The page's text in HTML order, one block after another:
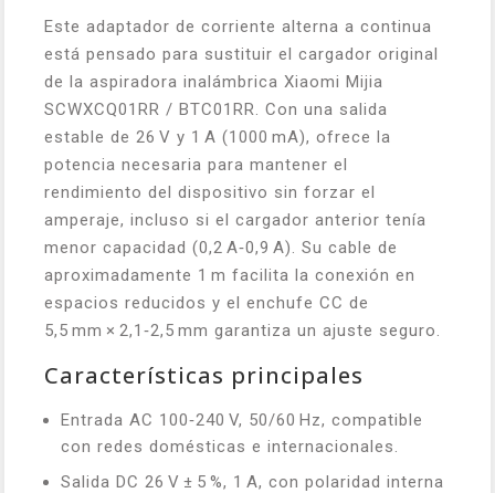
Este adaptador de corriente alterna a continua
está pensado para sustituir el cargador original
de la aspiradora inalámbrica Xiaomi Mijia
SCWXCQ01RR / BTC01RR. Con una salida
estable de 26 V y 1 A (1000 mA), ofrece la
potencia necesaria para mantener el
rendimiento del dispositivo sin forzar el
amperaje, incluso si el cargador anterior tenía
menor capacidad (0,2 A‑0,9 A). Su cable de
aproximadamente 1 m facilita la conexión en
espacios reducidos y el enchufe CC de
5,5 mm × 2,1‑2,5 mm garantiza un ajuste seguro.
Características principales
Entrada AC 100‑240 V, 50/60 Hz, compatible
con redes domésticas e internacionales.
Salida DC 26 V ± 5 %, 1 A, con polaridad interna